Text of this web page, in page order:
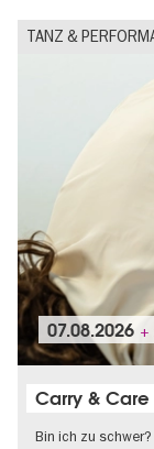
TANZ &
07.08.2026 +
Carry & Care
Bin ich zu